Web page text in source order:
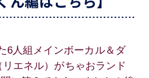
6人組メインボーカル＆ダ
エネル）がちゃおランド